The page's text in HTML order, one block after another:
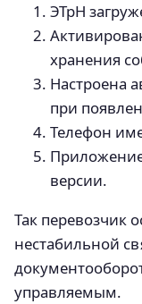
ЭТрН
хранения
Настроена
при
Телефон
версии.
Так перевозчик
нестабильной
управляемым.